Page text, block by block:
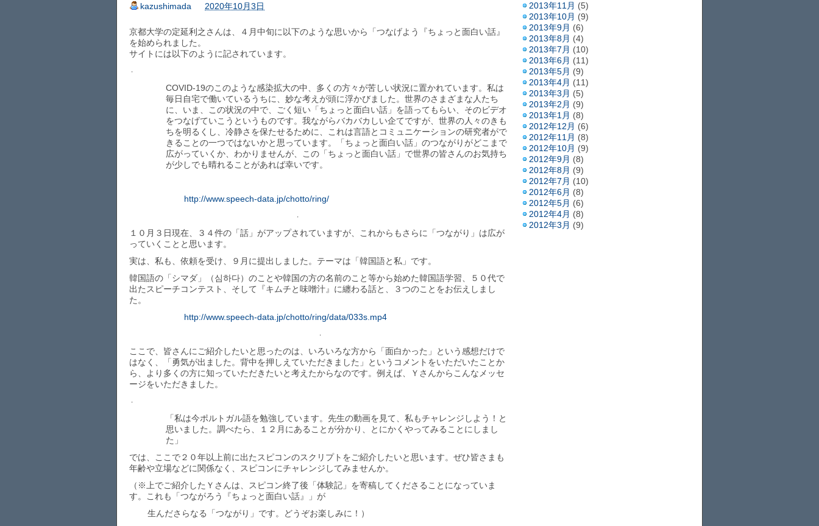
kazushimada 2020年10月3日
京都大学の定延利之さんは、４月中旬に以下のような思いから「つなげよう『ちょっと面白い話』
を始められました。
サイトには以下のように記されています。
・
COVID-19のこのような感染拡大の中、多くの方々が苦しい状況に置かれています。私は
毎日自宅で働いているうちに、妙な考えが頭に浮かびました。世界のさまざまな人たち
に、いま、この状況の中で、ごく短い「ちょっと面白い話」を語ってもらい、そのビデオ
をつなげていこうというものです。我ながらバカバカしい企てですが、世界の人々のきも
ちを明るくし、冷静さを保たせるために、これは言語とコミュニケーションの研究者がで
きることの一つではないかと思っています。「ちょっと面白い話」のつながりがどこまで
広がっていくか、わかりませんが、この「ちょっと面白い話」で世界の皆さんのお気持ち
が少しでも晴れることがあれば幸いです。
http://www.speech-data.jp/chotto/ring/
・
１０月３日現在、３４件の「話」がアップされていますが、これからもさらに「つながり」は広が
っていくことと思います。
実は、私も、依頼を受け、９月に提出しました。テーマは「韓国語と私」です。
韓国語の「シマダ」（심하다）のことや韓国の方の名前のこと等から始めた韓国語学習、５０代で
出たスピーチコンテスト、そして『キムチと味噌汁』に纏わる話と、３つのことをお伝えしまし
た。
http://www.speech-data.jp/chotto/ring/data/033s.mp4
・
ここで、皆さんにご紹介したいと思ったのは、いろいろな方から「面白かった」という感想だけで
はなく、「勇気が出ました。背中を押しえていただきました」というコメントをいただいたことか
ら、より多くの方に知っていただきたいと考えたからなのです。例えば、Ｙさんからこんなメッセ
ージをいただきました。
・
「私は今ポルトガル語を勉強しています。先生の動画を見て、私もチャレンジしよう！と
思いました。調べたら、１２月にあることが分かり、とにかくやってみることにしまし
た」
では、ここで２０年以上前に出たスピコンのスクリプトをご紹介したいと思います。ぜひ皆さまも
年齢や立場などに関係なく、スピコンにチャレンジしてみませんか。
（※上でご紹介したＹさんは、スピコン終了後「体験記」を寄稿してくださることになっていま
す。これも「つながろう『ちょっと面白い話』」が
生んださらなる「つながり」です。どうぞお楽しみに！）
2013年11月 (5)
2013年10月 (9)
2013年9月 (6)
2013年8月 (4)
2013年7月 (10)
2013年6月 (11)
2013年5月 (9)
2013年4月 (11)
2013年3月 (5)
2013年2月 (9)
2013年1月 (8)
2012年12月 (6)
2012年11月 (8)
2012年10月 (9)
2012年9月 (8)
2012年8月 (9)
2012年7月 (10)
2012年6月 (8)
2012年5月 (6)
2012年4月 (8)
2012年3月 (9)